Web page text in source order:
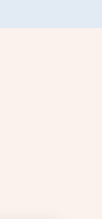
za prevode